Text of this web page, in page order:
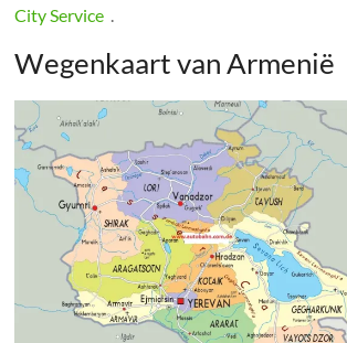
City Service .
Wegenkaart van Armenië